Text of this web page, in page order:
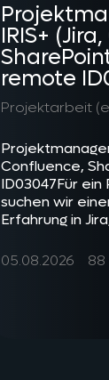
IRIS+
remote
Projektarbeit
Confluence,
ID03047Für
suchen wir
Erfahrung in
05.08.2026 88